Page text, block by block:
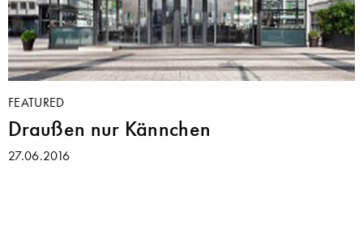
FEATURED
Draußen nur Kännchen
27.06.2016